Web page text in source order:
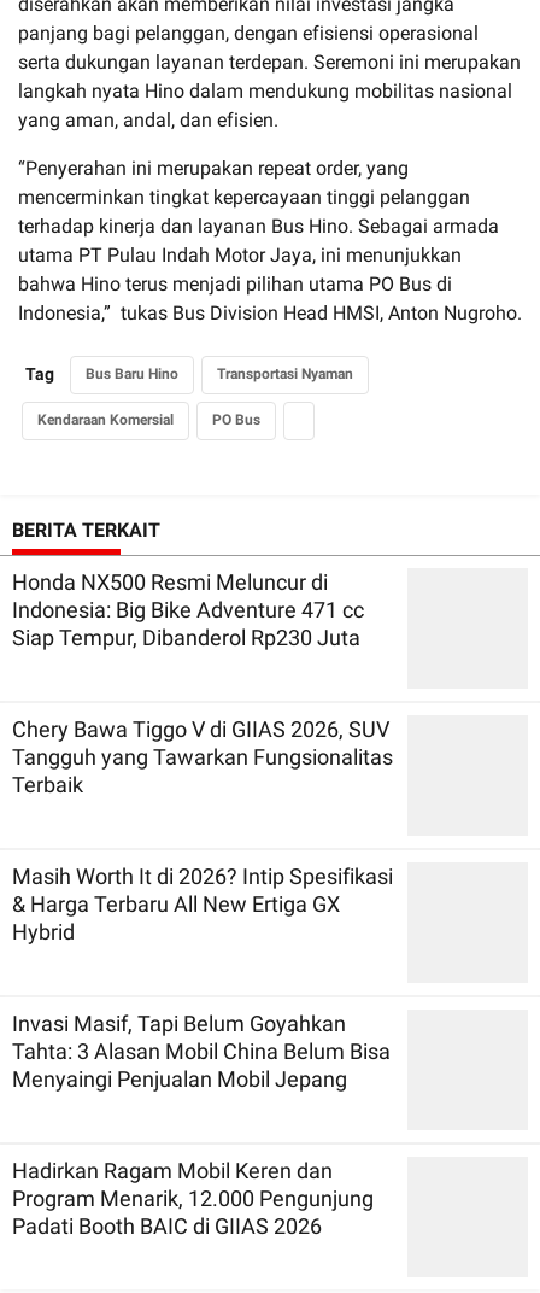
panjang bagi pelanggan, dengan efisiensi operasional
serta dukungan layanan terdepan. Seremoni ini merupakan
langkah nyata Hino dalam mendukung mobilitas nasional
yang aman, andal, dan efisien.
“Penyerahan ini merupakan repeat order, yang
mencerminkan tingkat kepercayaan tinggi pelanggan
terhadap kinerja dan layanan Bus Hino. Sebagai armada
utama PT Pulau Indah Motor Jaya, ini menunjukkan
bahwa Hino terus menjadi pilihan utama PO Bus di
Indonesia,” tukas Bus Division Head HMSI, Anton Nugroho.
Tag Bus Baru Hino Transportasi Nyaman
Kendaraan Komersial PO Bus
BERITA TERKAIT
Honda NX500 Resmi Meluncur di
Indonesia: Big Bike Adventure 471 cc
Siap Tempur, Dibanderol Rp230 Juta
Chery Bawa Tiggo V di GIIAS 2026, SUV
Tangguh yang Tawarkan Fungsionalitas
Terbaik
Masih Worth It di 2026? Intip Spesifikasi
& Harga Terbaru All New Ertiga GX
Hybrid
Invasi Masif, Tapi Belum Goyahkan
Tahta: 3 Alasan Mobil China Belum Bisa
Menyaingi Penjualan Mobil Jepang
Hadirkan Ragam Mobil Keren dan
Program Menarik, 12.000 Pengunjung
Padati Booth BAIC di GIIAS 2026